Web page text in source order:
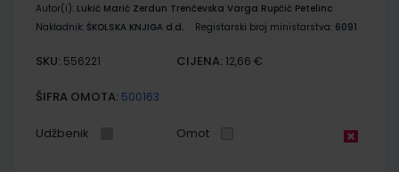
Autor(i): Lukić Marić Zerdun Trenčevska Varga Rupčić Petelinc
Nakladnik: ŠKOLSKA KNJIGA d.d. Registarski broj ministarstva: 6091
SKU: 556221 CIJENA: 12,66 €
ŠIFRA OMOTA: 500163
Udžbenik Omot